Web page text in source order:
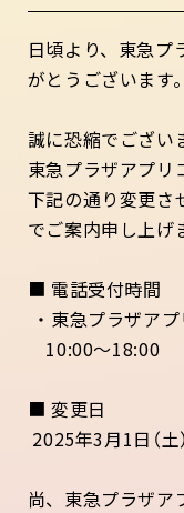
日頃より、東急プ
がとうございます。
誠に恐縮でござい
東急プラザアプリ
下記の通り変更さ
でご案内申し上げ
■ 電話受付時間
・東急プラザア
10:00～18:00
■ 変更日
2025年3月1日（土）
尚、東急プラザア